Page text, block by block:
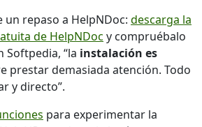
un repaso a HelpNDoc: descarga la
de HelpNDoc y compruébalo
Softpedia, “la instalación es
prestar demasiada atención. Todo
y directo”.
para experimentar la